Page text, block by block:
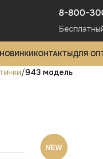
8-800-
НОВИНКИКОНТАКТЫДЛЯ
943 модель
NEW